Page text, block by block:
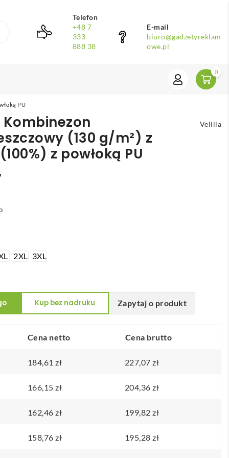
Telefon
+48 7
333
888 38
E-mail
biuro@gadzetyreklam
owe.pl
0
PU
Kombinezon
(130 g/m²) z
z powłoką PU
Velilla
2XL 3XL
Zapytaj o produkt
Kup bez nadruku
Cena netto Cena brutto
184,61zł 227,07zł
166,15zł 204,36zł
162,46zł 199,82zł
158,76zł 195,28zł